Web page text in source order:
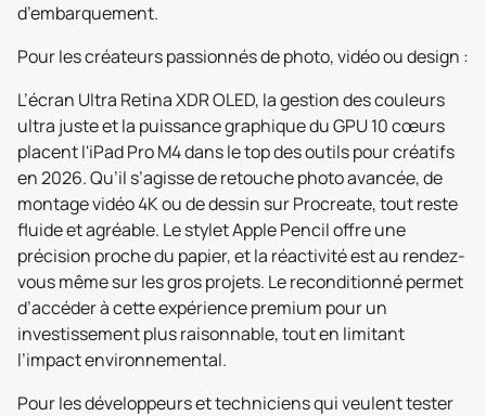
d’embarquement.
Pour les créateurs passionnés de photo, vidéo ou design :
L’écran Ultra Retina XDR OLED, la gestion des couleurs
ultra juste et la puissance graphique du GPU 10 cœurs
placent l'iPad Pro M4 dans le top des outils pour créatifs
en 2026. Qu’il s’agisse de retouche photo avancée, de
montage vidéo 4K ou de dessin sur Procreate, tout reste
fluide et agréable. Le stylet Apple Pencil offre une
précision proche du papier, et la réactivité est au rendez-
vous même sur les gros projets. Le reconditionné permet
d’accéder à cette expérience premium pour un
investissement plus raisonnable, tout en limitant
l’impact environnemental.
Pour les développeurs et techniciens qui veulent tester